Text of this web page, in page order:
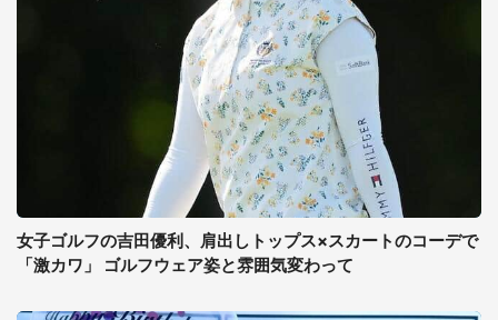
女子ゴルフの吉田優利、肩出しトップス×スカートのコーデで
「激カワ」 ゴルフウェア姿と雰囲気変わって